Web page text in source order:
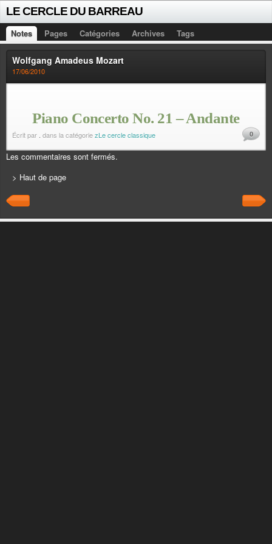
LE CERCLE DU BARREAU
Notes Pages Catégories Archives Tags
Wolfgang Amadeus Mozart
17/06/2010
Piano Concerto No. 21 – Andante
Écrit par . dans la catégoriezLe cercle classique 0
Les commentaires sont fermés.
> Haut de page